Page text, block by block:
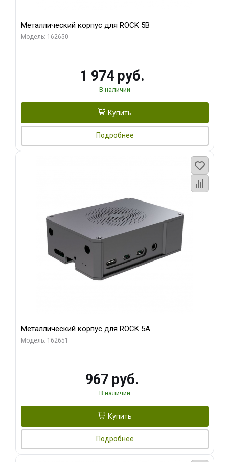
Металлический корпус для ROCK 5B
Модель: 162650
1 974 руб.
В наличии
Купить
Подробнее
Металлический корпус для ROCK 5A
Модель: 162651
967 руб.
В наличии
Купить
Подробнее